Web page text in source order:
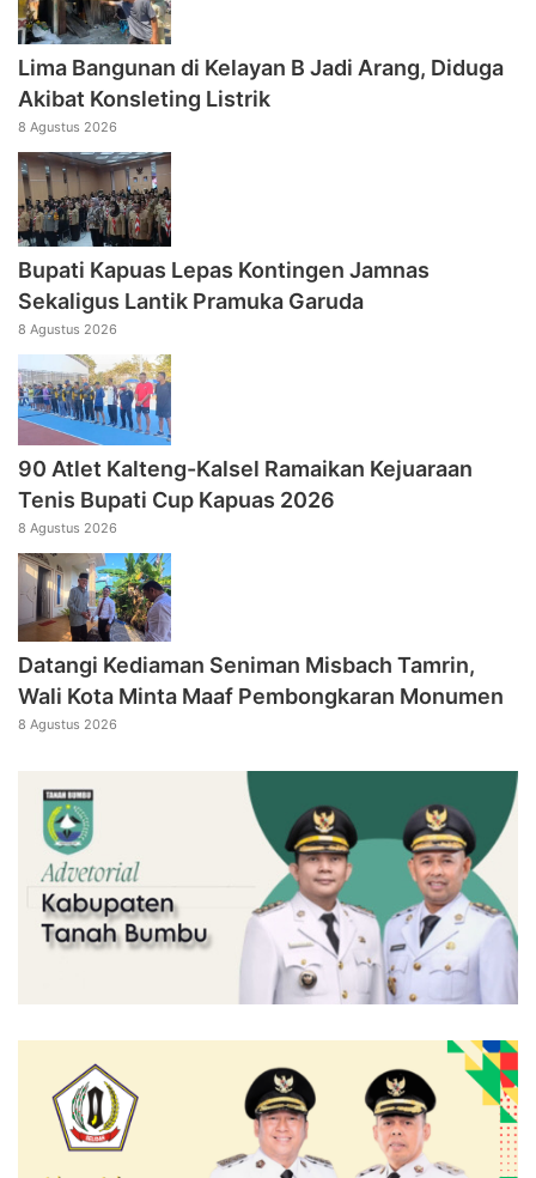
Lima Bangunan di Kelayan B Jadi Arang, Diduga
Akibat Konsleting Listrik
8 Agustus 2026
Bupati Kapuas Lepas Kontingen Jamnas
Sekaligus Lantik Pramuka Garuda
8 Agustus 2026
90 Atlet Kalteng-Kalsel Ramaikan Kejuaraan
Tenis Bupati Cup Kapuas 2026
8 Agustus 2026
Datangi Kediaman Seniman Misbach Tamrin,
Wali Kota Minta Maaf Pembongkaran Monumen
8 Agustus 2026